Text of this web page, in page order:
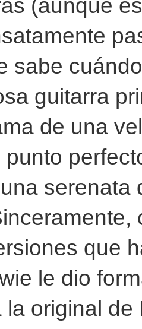
(aunque
sabe
guitarra
de una
punto
serenata
que
le dio
la original